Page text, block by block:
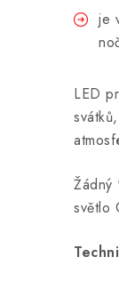
je
LED
světlo